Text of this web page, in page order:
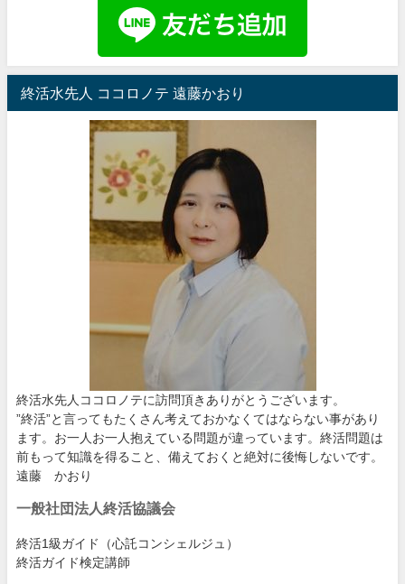
終活水先人 ココロノテ 遠藤かおり
終活水先人ココロノテに訪問頂きありがとうございます。
”終活”と言ってもたくさん考えておかなくてはならない事があり
ます。お一人お一人抱えている問題が違っています。終活問題は
前もって知識を得ること、備えておくと絶対に後悔しないです。
遠藤 かおり
一般社団法人終活協議会
終活1級ガイド（心託コンシェルジュ）
終活ガイド検定講師